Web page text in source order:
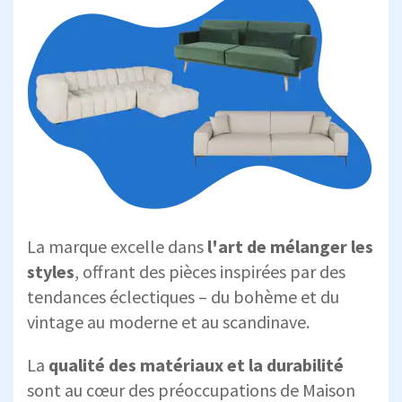
La marque excelle dans l'art de mélanger les
styles, offrant des pièces inspirées par des
tendances éclectiques – du bohème et du
vintage au moderne et au scandinave.
La qualité des matériaux et la durabilité
sont au cœur des préoccupations de Maison